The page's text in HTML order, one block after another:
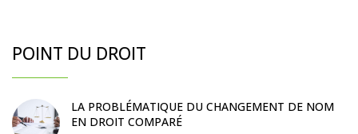
POINT DU DROIT
LA PROBLÉMATIQUE DU CHANGEMENT DE NOM
EN DROIT COMPARÉ